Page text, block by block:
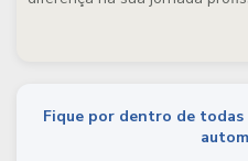
Fique por dentro de